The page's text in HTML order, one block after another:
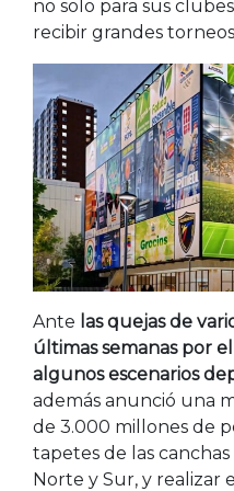
no solo para sus
recibir grandes
Ante las quejas de
últimas semanas por
algunos escenarios
además anunció una
de 3.000 millones de
tapetes de las
Norte y Sur, y realizar